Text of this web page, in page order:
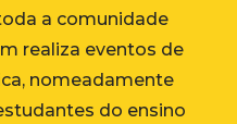
a comunidade
realiza eventos de
nomeadamente
do ensino